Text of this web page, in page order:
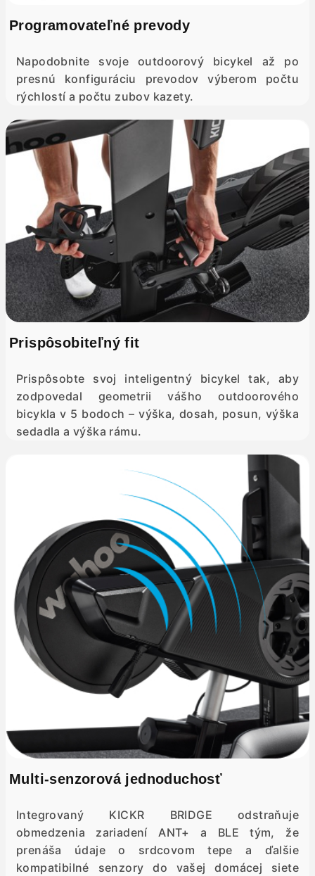
Programovateľné prevody
Napodobnite svoje outdoorový bicykel až po
presnú konfiguráciu prevodov výberom počtu
rýchlostí a počtu zubov kazety.
Prispôsobiteľný fit
Prispôsobte svoj inteligentný bicykel tak, aby
zodpovedal geometrii vášho outdoorového
bicykla v 5 bodoch – výška, dosah, posun, výška
sedadla a výška rámu.
Multi-senzorová jednoduchosť
Integrovaný KICKR BRIDGE odstraňuje
obmedzenia zariadení ANT+ a BLE tým, že
prenáša údaje o srdcovom tepe a ďalšie
kompatibilné senzory do vašej domácej siete